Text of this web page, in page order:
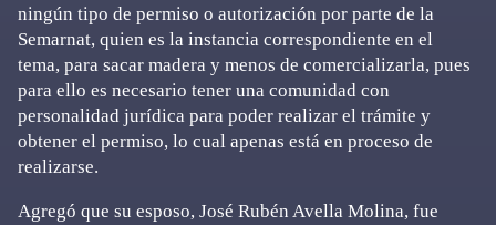
ningún tipo de permiso o autorización por parte de la
Semarnat, quien es la instancia correspondiente en el
tema, para sacar madera y menos de comercializarla, pues
para ello es necesario tener una comunidad con
personalidad jurídica para poder realizar el trámite y
obtener el permiso, lo cual apenas está en proceso de
realizarse.
Agregó que su esposo, José Rubén Avella Molina, fue